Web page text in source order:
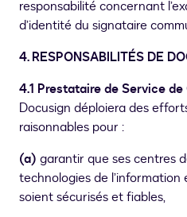
responsabilité concernant
d’identité du signataire
4. RESPONSABILITÉS DE
4.1 Prestataire de Service
Docusign déploiera des
raisonnables pour :
(a) garantir que ses centres
technologies de
soient sécurisés et fiables,